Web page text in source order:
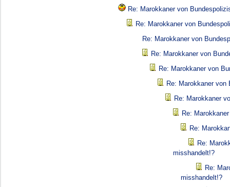
Re: Marokkaner von
Re: Marokkaner von
Re: Marokkaner von
Re: Marokkaner von
Re: Marokkaner von
Re: Marokkaner
Re: Marokkaner
Re:
Re:
Re:
misshandelt!?
Re:
misshandelt!?